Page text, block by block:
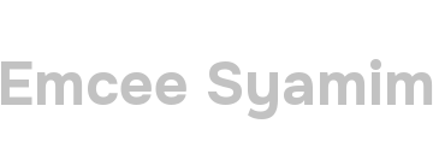
Emcee Syamim